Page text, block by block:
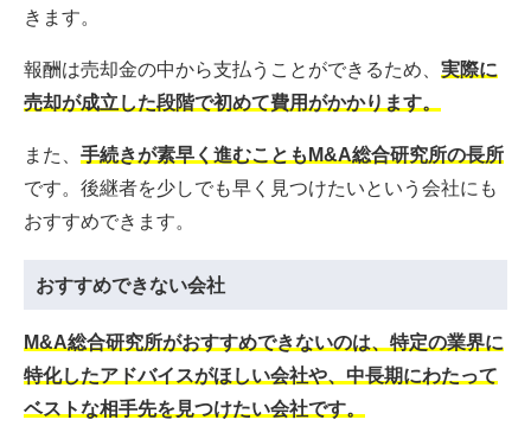
きます。
報酬は売却金の中から支払うことができるため、 実際に
売却が成立した段階で初めて費用がかかります。
また、 手続きが素早く進むこともM&A総合研究所の長所
です。後継者を少しでも早く見つけたいという会社にも
おすすめできます。
おすすめできない会社
M&A総合研究所がおすすめできないのは、特定の業界に
特化したアドバイスがほしい会社や、中長期にわたって
ベストな相手先を見つけたい会社です。